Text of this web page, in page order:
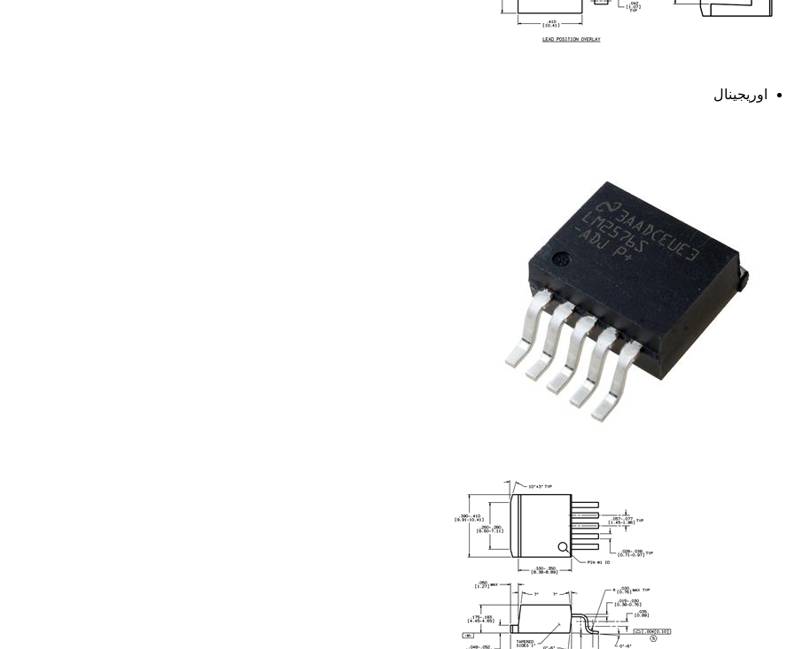
اوریجینال